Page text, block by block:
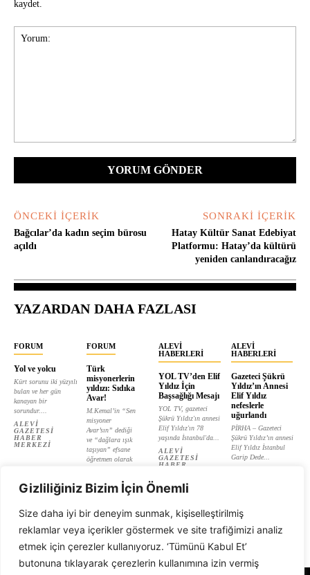
Gizliliğiniz Bizim İçin Önemli
Size daha iyi bir deneyim sunmak, kişiselleştirilmiş
reklamlar veya içerikler göstermek ve site trafiğimizi analiz
etmek için çerezler kullanıyoruz. ‘Tümünü Kabul Et’
butonuna tıklayarak çerezlerin kullanımına izin vermiş
kaydet.
ÖNCEKI İÇERIK
Bağcılar’da kadın seçim bürosu
açıldı
SONRAKI İÇERIK
Hatay Kültür Sanat Edebiyat
Platformu: Hatay’da kültürü
yeniden canlandıracağız
YAZARDAN DAHA FAZLASI
FORUM
Yol ve yolcu
Kürt sorunu iki yüzyılı
bulan ve her gün
kanayan bir
sorundur....
ALEVI
GAZETESI
HABER
MERKEZI
FORUM
Türk
misyonerlerin
yıldızı: Sıdıka
Avar!
M.Kemal’in “Sen
misyoner
Avar’sın” dediği
ve “dağlara ışık
taşıyan” efsane
öğretmen olarak
ALEVI
GAZETESI
ALEVI
HABERLERI
YOL TV’den Elif
Yıldız İçin
Başsağlığı Mesajı
YOL TV, gazeteci
Şükrü Yıldız'ın annesi
Elif Yıldız'ın 78
yaşında İstanbul'da...
ALEVI
GAZETESI
HABER
ALEVI
HABERLERI
Gazeteci Şükrü
Yıldız’ın Annesi
Elif Yıldız
nefeslerle
uğurlandı
PİRHA – Gazeteci
Şükrü Yıldız’ın annesi
Elif Yıldız İstanbul
Garip Dede...